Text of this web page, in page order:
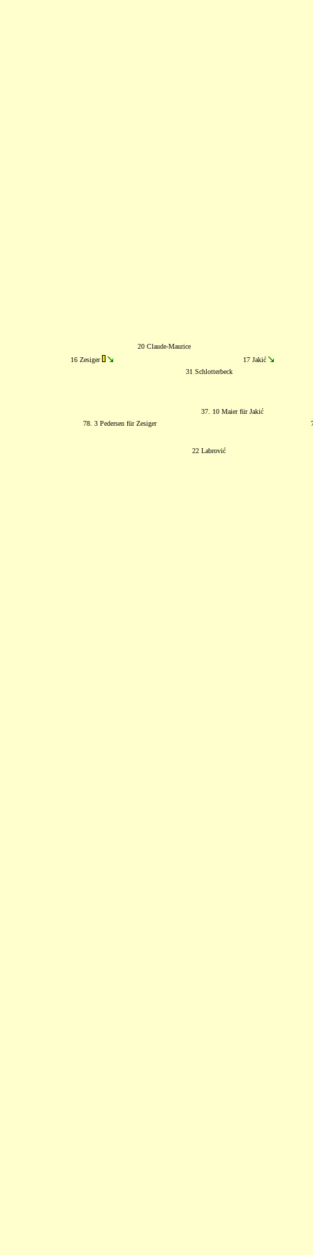
20 Claude-Maurice
16 Zesiger
17 Jakić
31 Schlotterbeck
37. 10 Maier für Jakić
78. 3 Pedersen für Zesiger
22 Labrović